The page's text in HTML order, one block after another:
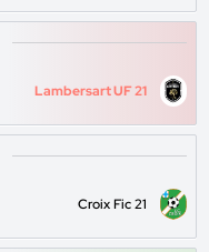
Lambersart UF 21
Croix Fic 21